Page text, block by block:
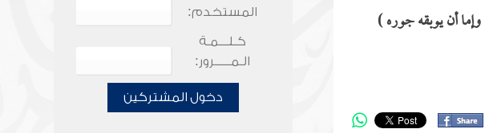
أن يوبقه جوره )
المستخدم:
كـلـــمـة
الـمـــــرور:
دخول المشتركين